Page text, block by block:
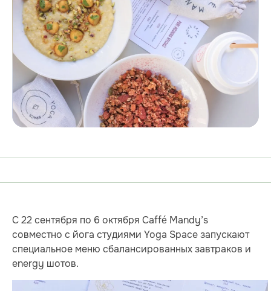
С 22 сентября по 6 октября Caffé Mandy’s
совместно с йога студиями Yoga Space запускают
специальное меню сбалансированных завтраков и
energy шотов.